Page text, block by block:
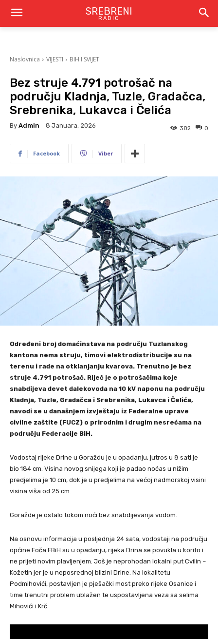
SREBRENI
RADIO
Naslovnica VIJESTI BIH I SVIJET
Bez struje 4.791 potrošač na
području Kladnja, Tuzle, Gradačca,
Srebrenika, Lukavca i Čelića
By Admin 8 Januara, 2026 0
382
Facebook Viber
Određeni broj domaćinstava na području Tuzlanskog
kantona nema struju, timovi elektrodistribucije su na
terenu i rade na otklanjanju kvarova. Trenutno je bez
struje 4.791 potrošač. Riječ je o potrošačima koje
snabdijeva devet dalekovoda na 10 kV naponu na području
Kladnja, Tuzle, Gradačca i Srebrenika, Lukavca i Čelića,
navodi se u današnjem izvještaju iz Federalne uprave
civilne zaštite (FUCZ) o prirodnim i drugim nesrećama na
području Federacije BiH.
Vodostaj rijeke Drine u Goraždu je u opadanju, jutros u 8 sati je
bio 184 cm. Visina novog snijega koji je padao noćas u nižim
predjelima je 10 cm, dok je u predjelima na većoj nadmorskoj visini
visina viša od 25 cm.
Goražde je ostalo tokom noći bez snabdijevanja vodom.
Na osnovu informacija u posljednja 24 sata, vodostaji na području
općine Foča FBiH su u opadanju, rijeka Drina se povukla u korito i
ne prijeti novim plavljenjem. Još je neprohodan lokalni put Cvilin –
Kožetin jer je u neposrednoj blizini Drine. Na lokalitetu
Podmihovići, postavljen je pješački most preko rijeke Osanice i
time trenutni problem ublažen te uspostavljena veza sa selima
Mihovići i Krč.